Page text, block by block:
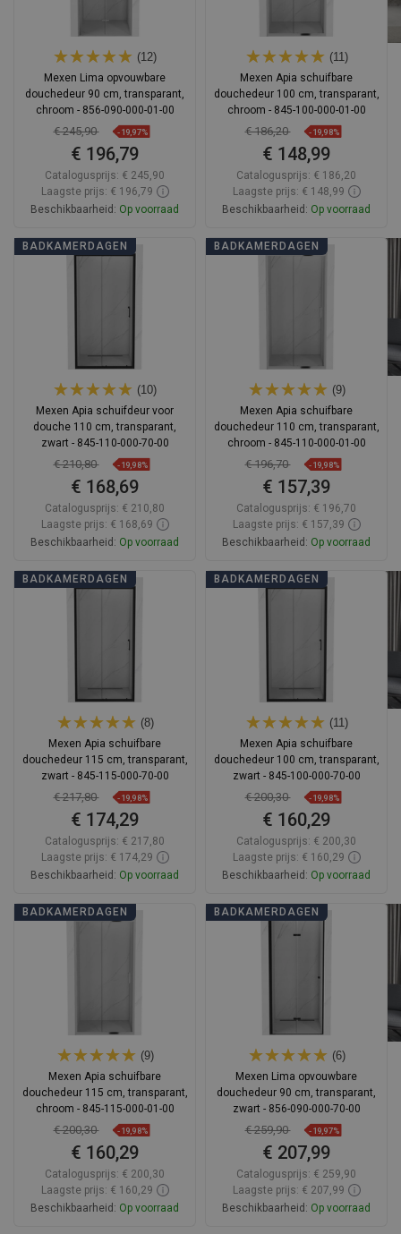
(12)
Mexen Lima opvouwbare
douchedeur 90 cm, transparant,
chroom - 856-090-000-01-00
€ 245,90 -19,97%
€ 196,79
Catalogusprijs: € 245,90
Laagste prijs: € 196,79
Beschikbaarheid: Op voorraad
In winkelwagen
(11)
Mexen Apia schuifbare
douchedeur 100 cm, transparant,
chroom - 845-100-000-01-00
€ 186,20 -19,98%
€ 148,99
Catalogusprijs: € 186,20
Laagste prijs: € 148,99
Beschikbaarheid: Op voorraad
In winkelwagen
BADKAMERDAGEN
(10)
Mexen Apia schuifdeur voor
douche 110 cm, transparant,
zwart - 845-110-000-70-00
€ 210,80 -19,98%
€ 168,69
Catalogusprijs: € 210,80
Laagste prijs: € 168,69
Beschikbaarheid: Op voorraad
In winkelwagen
BADKAMERDAGEN
(9)
Mexen Apia schuifbare
douchedeur 110 cm, transparant,
chroom - 845-110-000-01-00
€ 196,70 -19,98%
€ 157,39
Catalogusprijs: € 196,70
Laagste prijs: € 157,39
Beschikbaarheid: Op voorraad
In winkelwagen
BADKAMERDAGEN
(8)
Mexen Apia schuifbare
douchedeur 115 cm, transparant,
zwart - 845-115-000-70-00
€ 217,80 -19,98%
€ 174,29
Catalogusprijs: € 217,80
Laagste prijs: € 174,29
Beschikbaarheid: Op voorraad
In winkelwagen
BADKAMERDAGEN
(11)
Mexen Apia schuifbare
douchedeur 100 cm, transparant,
zwart - 845-100-000-70-00
€ 200,30 -19,98%
€ 160,29
Catalogusprijs: € 200,30
Laagste prijs: € 160,29
Beschikbaarheid: Op voorraad
In winkelwagen
BADKAMERDAGEN
(9)
Mexen Apia schuifbare
douchedeur 115 cm, transparant,
chroom - 845-115-000-01-00
€ 200,30 -19,98%
€ 160,29
Catalogusprijs: € 200,30
Laagste prijs: € 160,29
Beschikbaarheid: Op voorraad
BADKAMERDAGEN
(6)
Mexen Lima opvouwbare
douchedeur 90 cm, transparant,
zwart - 856-090-000-70-00
€ 259,90 -19,97%
€ 207,99
Catalogusprijs: € 259,90
Laagste prijs: € 207,99
Beschikbaarheid: Op voorraad